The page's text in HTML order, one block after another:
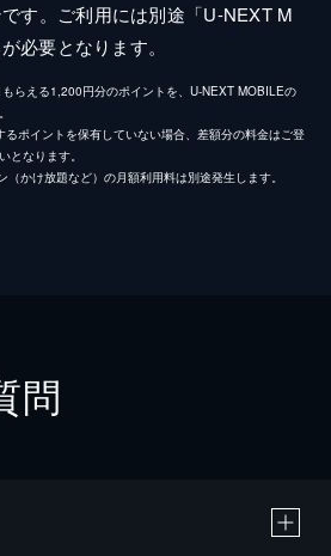
す。ご利用には別途「U-NEXT M
必要となります。
らえる1,200円分のポイントを、U-NEXT MOBILEの
ポイントを保有していない場合、差額分の料金はご登
となります。
かけ放題など）の月額利用料は別途発生します。
問